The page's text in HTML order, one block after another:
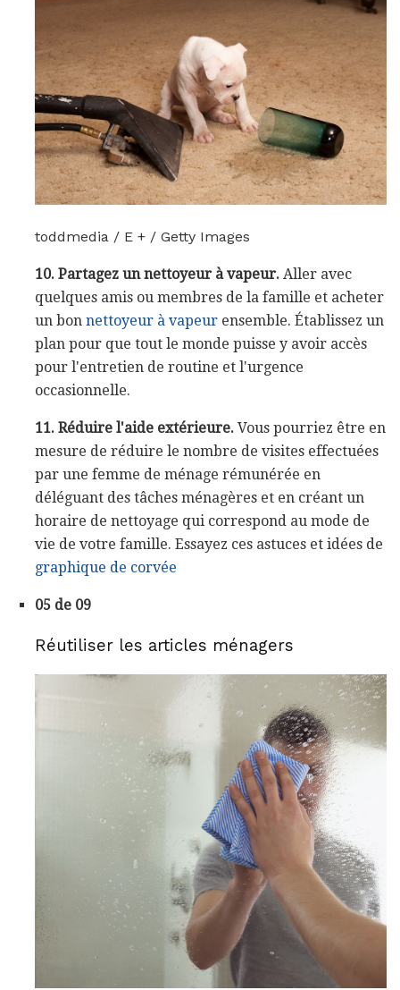
toddmedia / E + / Getty Images
10. Partagez un nettoyeur à vapeur. Aller avec
quelques amis ou membres de la famille et acheter
un bon nettoyeur à vapeur ensemble. Établissez un
plan pour que tout le monde puisse y avoir accès
pour l'entretien de routine et l'urgence
occasionnelle.
11. Réduire l'aide extérieure. Vous pourriez être en
mesure de réduire le nombre de visites effectuées
par une femme de ménage rémunérée en
déléguant des tâches ménagères et en créant un
horaire de nettoyage qui correspond au mode de
vie de votre famille. Essayez ces astuces et idées de
graphique de corvée
05 de 09
Réutiliser les articles ménagers